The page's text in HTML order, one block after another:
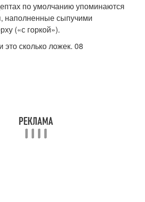
по умолчанию упоминаются
наполненные сыпучими
(«с горкой»).